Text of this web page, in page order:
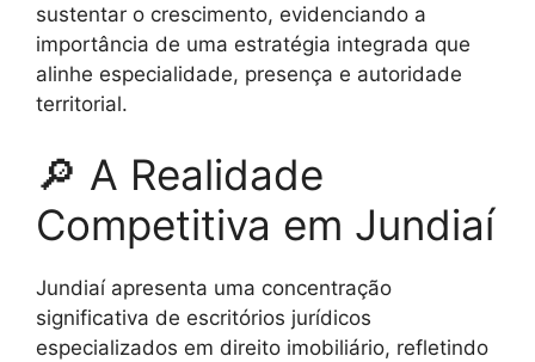
sustentar o crescimento, evidenciando a
importância de uma estratégia integrada que
alinhe especialidade, presença e autoridade
territorial.
🔎 A Realidade
Competitiva em Jundiaí
Jundiaí apresenta uma concentração
significativa de escritórios jurídicos
especializados em direito imobiliário, refletindo